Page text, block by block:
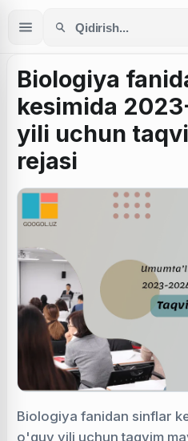
Biologiya
kesimida
yili uchun
rejasi
Biologiya fanidan sinflar
o'quv yili uchun taqvim